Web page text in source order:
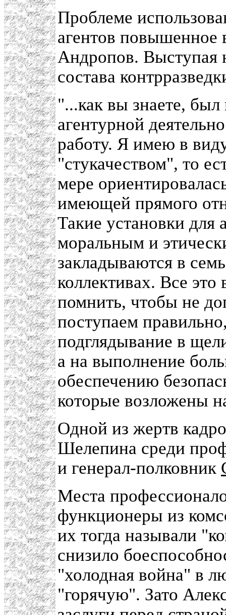
Проблеме
агентов
Андропов. Выступая
состава
"...как вы знаете,
агентурной
работу. Я имею в
"стукачеством", то
мере
имеющей прямого
Такие установки для
моральным и
закладываются в
коллективах. Все
помнить, чтобы не
поступаем
подглядывание в
а на выполнение
обеспечению
которые возложены
Одной из жертв
Шелепина среди
и генерал-полковник
Места
функционеры из
их тогда называли
снизило
"холодная война" в
"горячую". Зато